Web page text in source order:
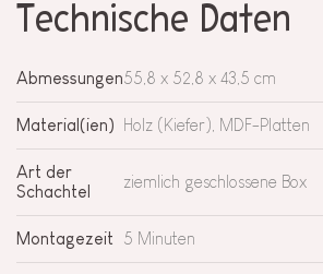
Technische Daten
Abmessungen55,8 x 52,8 x 43,5 cm
Material(ien) Holz (Kiefer), MDF-Platten
Art der
Schachtel
ziemlich geschlossene Box
Montagezeit 5 Minuten